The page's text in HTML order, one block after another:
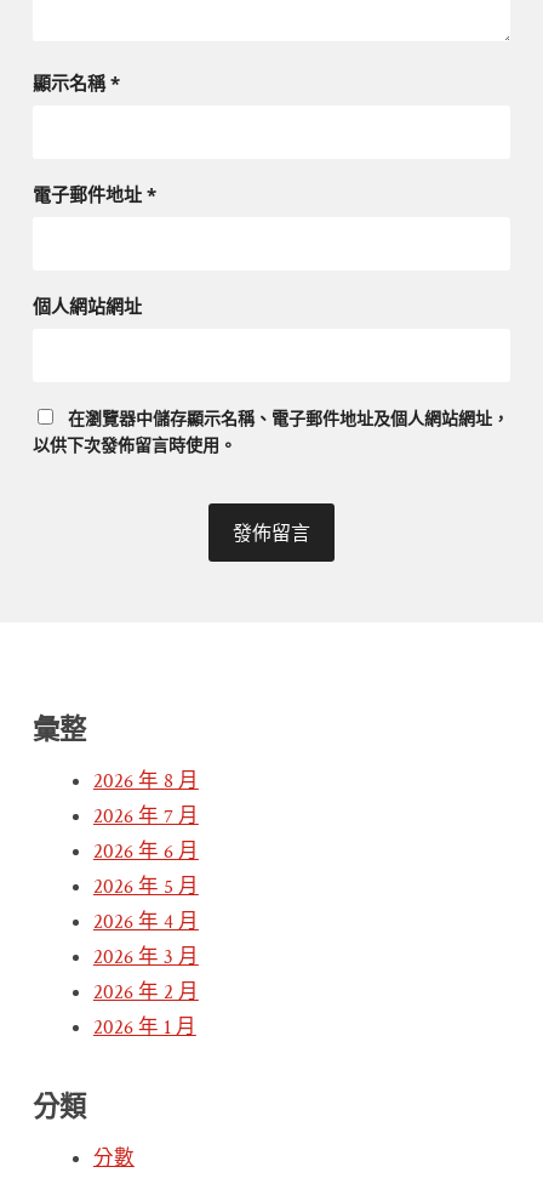
顯示名稱*
電子郵件地址 *
個人網站網址
在瀏覽器中儲存顯示名稱、電子郵件地址及個人網站網址，
以供下次發佈留言時使用。
彙整
2026 年 8 月
2026 年 7 月
2026 年 6 月
2026 年 5 月
2026 年 4 月
2026 年 3 月
2026 年 2 月
2026 年 1 月
分類
分數